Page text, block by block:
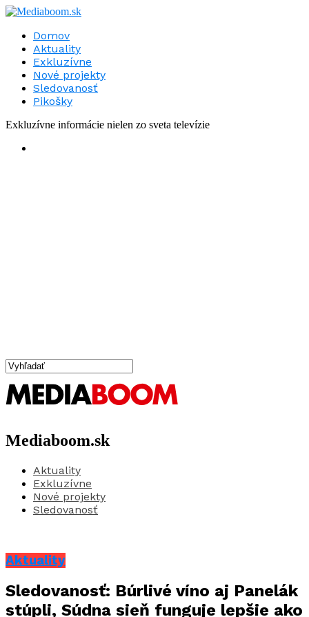
Domov
Aktuality
Exkluzívne
Nové projekty
Sledovanosť
Pikošky
Exkluzívne informácie nielen zo sveta televízie
Mediaboom.sk
Aktuality
Exkluzívne
Nové projekty
Sledovanosť
Aktuality
Sledovanosť: Búrlivé víno aj Panelák
stúpli, Súdna sieň funguje lepšie ako